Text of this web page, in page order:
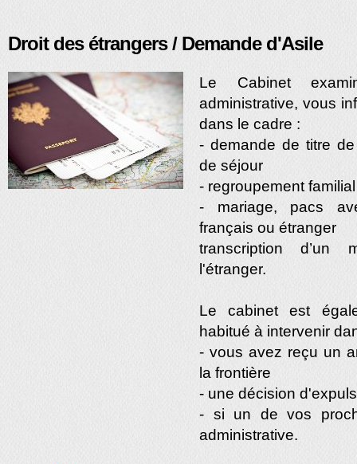
Droit des étrangers / Demande d'Asile
Le Cabinet
administrative, vous
dans le cadre :
- demande de titre
de séjour
- regroupement familial
- mariage, pacs
français ou étranger
transcription d’un
l'étranger.
Le cabinet est
habitué à intervenir
- vous avez reçu un
la frontière
- une décision
- si un de vos
administrative.